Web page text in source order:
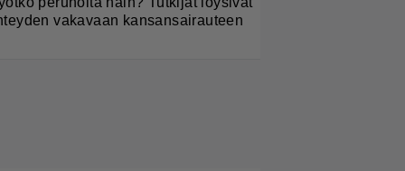
vakavaan kansansairauteen